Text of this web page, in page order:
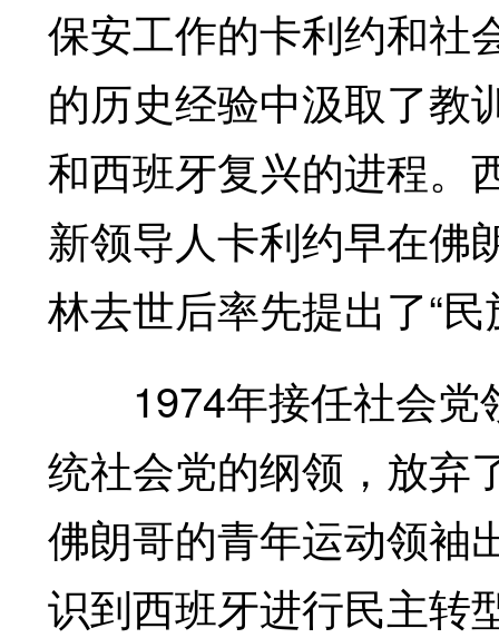
保安工作的卡利约和社
的历史经验中汲取了教
和西班牙复兴的进程。
新领导人卡利约早在佛
林去世后率先提出了“
1974年接任社会党
统社会党的纲领，放弃
佛朗哥的青年运动领袖
识到西班牙进行民主转